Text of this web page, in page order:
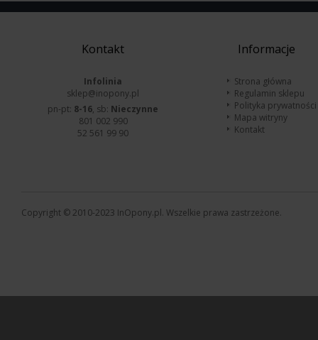
Kontakt
Infolinia
sklep@inopony.pl
pn-pt: 8-16, sb: Nieczynne
801 002 990
52 561 99 90
Informacje
Strona główna
Regulamin sklepu
Polityka prywatności
Mapa witryny
Kontakt
Copyright © 2010-2023 InOpony.pl. Wszelkie prawa zastrzeżone.